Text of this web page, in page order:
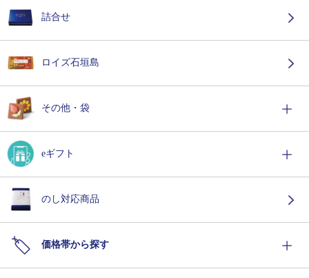
詰合せ
ロイズ石垣島
その他・袋
eギフト
のし対応商品
価格帯から探す